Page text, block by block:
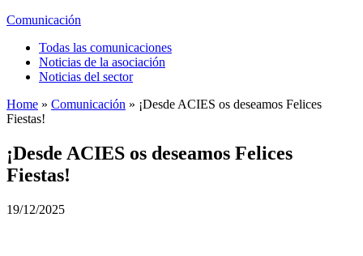
Comunicación
Todas las comunicaciones
Noticias de la asociación
Noticias del sector
Home » Comunicación » ¡Desde ACIES os deseamos Felices
Fiestas!
¡Desde ACIES os deseamos Felices
Fiestas!
19/12/2025